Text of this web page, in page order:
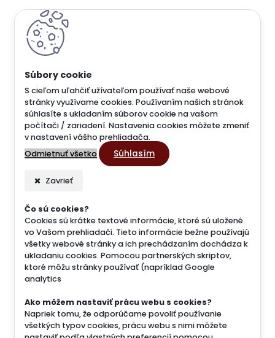
S cieľom uľahčiť užívateľom používať naše webové
stránky využívame cookies. Používaním našich stránok
súhlasíte s ukladaním súborov cookie na vašom
počítači / zariadení. Nastavenia cookies môžete zmeniť
v nastavení vášho prehliadača.
Odmietnuť všetko
Súhlasím
Zavrieť
Čo sú cookies?
Cookies sú krátke textové informácie, ktoré sú uložené
vo Vašom prehliadači. Tieto informácie bežne používajú
všetky webové stránky a ich prechádzaním dochádza k
ukladaniu cookies. Pomocou partnerských skriptov,
ktoré môžu stránky používať (napríklad Google
analytics
Ako môžem nastaviť prácu webu s cookies?
Napriek tomu, že odporúčame povoliť používanie
všetkých typov cookies, prácu webu s nimi môžete